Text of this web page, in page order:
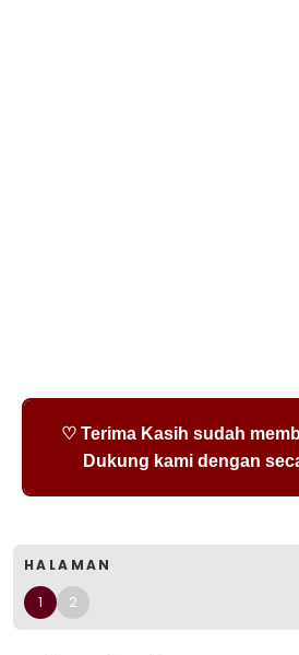
♡ Terima Kasih sudah
Dukung kami dengan
HALAMAN
1 2